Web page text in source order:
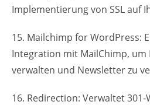
Implementierung von SSL auf
15. Mailchimp for WordPress:
Integration mit MailChimp, um
verwalten und Newsletter zu
16. Redirection: Verwaltet